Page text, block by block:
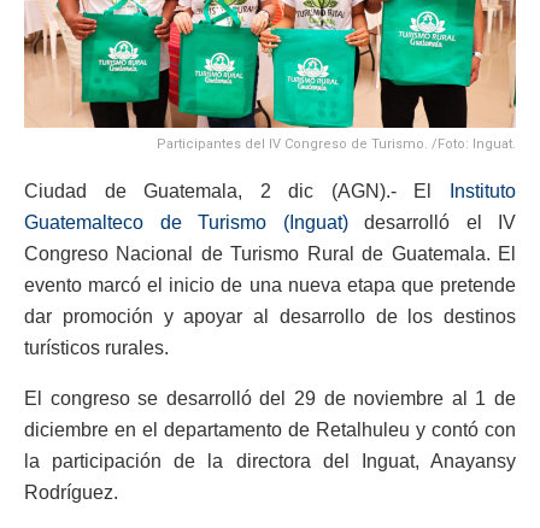
Participantes del IV Congreso de Turismo. /Foto: Inguat.
Ciudad de Guatemala, 2 dic (AGN).- El
Instituto
Guatemalteco de Turismo (Inguat)desarrolló el IV
Congreso Nacional de Turismo Rural de Guatemala. El
evento marcó el inicio de una nueva etapa que pretende
dar promoción y apoyar al desarrollo de los destinos
turísticos rurales.
El congreso se desarrolló del 29 de noviembre al 1 de
diciembre en el departamento de Retalhuleu y contó con
la participación de la directora del Inguat, Anayansy
Rodríguez.